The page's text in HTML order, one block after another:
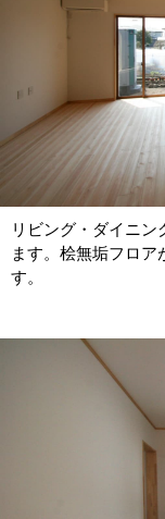
リビング・ダイニン
ます。桧無垢フロア
す。